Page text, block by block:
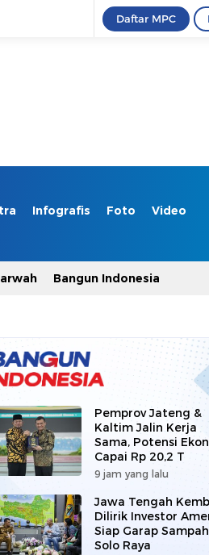
Daftar MPC
Infografis Foto Video
Bangun Indonesia
Pemprov Jateng &
Kaltim Jalin Kerja
Sama, Potensi
Capai Rp 20,2 T
9 jam yang lalu
Jawa Tengah
Dilirik Investor
Siap Garap Sampah
Solo Raya